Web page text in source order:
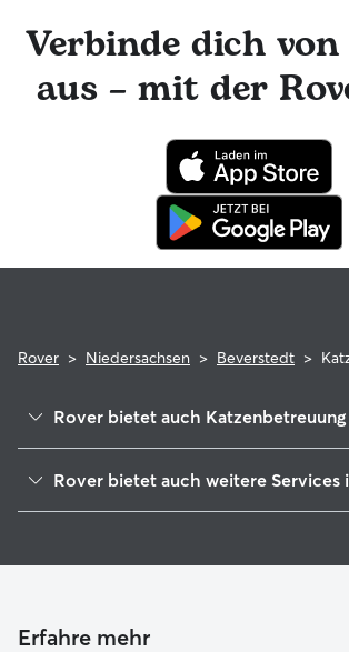
engagierte Rover-Team ist für dich da
hat die Möglichkeit, professionelle
Anspruch zu nehmen. Im seltenen Fall
während der Buchung kannst du beruhigt
tierärztliche Behandlungen erstattet.
Verbinde dich
aus – mit der
Rover > Niedersachsen > Beverstedt >
Rover bietet auch Katzenbetreuung
Schiffdorf
Kührstedt
Rover bietet auch weitere Services
Gassi-Service in Beverstedt
Erfahre mehr